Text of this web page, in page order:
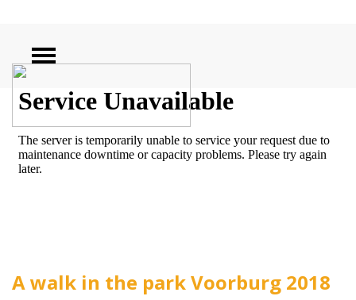
ZOEKEN
A walk in the park Voorburg 2018